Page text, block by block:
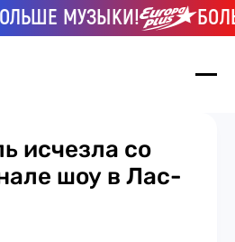
МУЗЫКИ!
исчезла со
шоу в Лас-